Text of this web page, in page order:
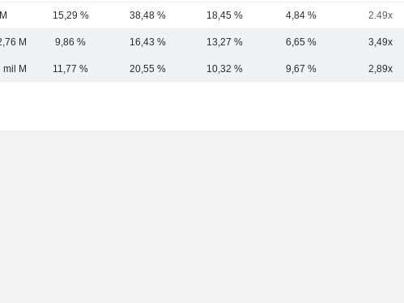
15,29 % 38,48 % 18,45 % 4,84 % 2.49x
M 9,86 % 16,43 % 13,27 % 6,65 % 3,49x
mil M 11,77 % 20,55 % 10,32 % 9,67 % 2,89x